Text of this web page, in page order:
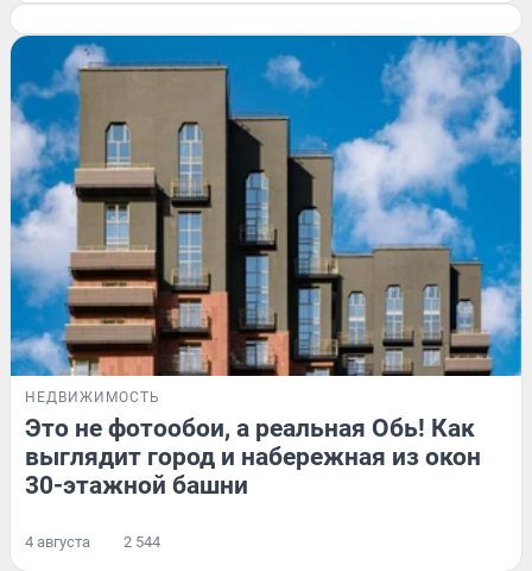
НЕДВИЖИМОСТЬ
Это не фотообои, а реальная Обь! Как
выглядит город и набережная из окон
30-этажной башни
4 августа 2 544